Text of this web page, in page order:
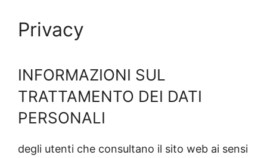
Privacy
INFORMAZIONI SUL
TRATTAMENTO DEI DATI
PERSONALI
degli utenti che consultano il sito web ai sensi